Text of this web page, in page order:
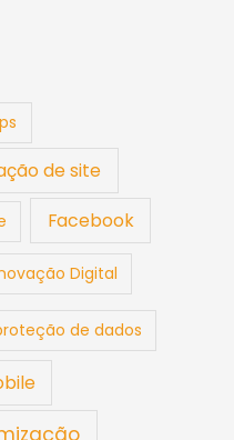
de site
Facebook
Digital
de dados